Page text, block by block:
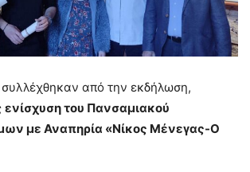
από την εκδήλωση,
ενίσχυση του Πανσαμιακού
με Αναπηρία «Νίκος Μένεγας-Ο